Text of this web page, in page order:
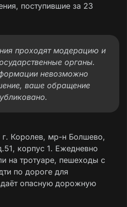
поступившие за 23
проходят модерацию и
органы.
невозможно
ваше обращение
г. Королев, мр-н Болшево,
корпус 1. Ежедневно
на тротуаре, пешеходы с
по дороге для
опасную дорожную